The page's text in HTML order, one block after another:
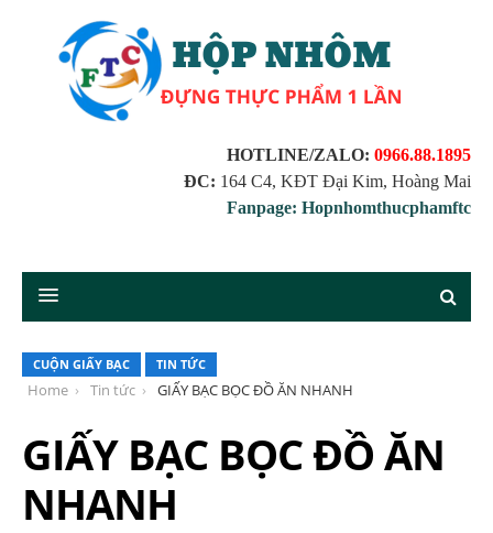
HOTLINE/ZALO: 0966.88.1895
ĐC: 164 C4, KĐT Đại Kim, Hoàng Mai
Fanpage: Hopnhomthucphamftc
CUỘN GIẤY BẠC TIN TỨC
Home Tin tức GIẤY BẠC BỌC ĐỒ ĂN NHANH
GIẤY BẠC BỌC ĐỒ ĂN
NHANH